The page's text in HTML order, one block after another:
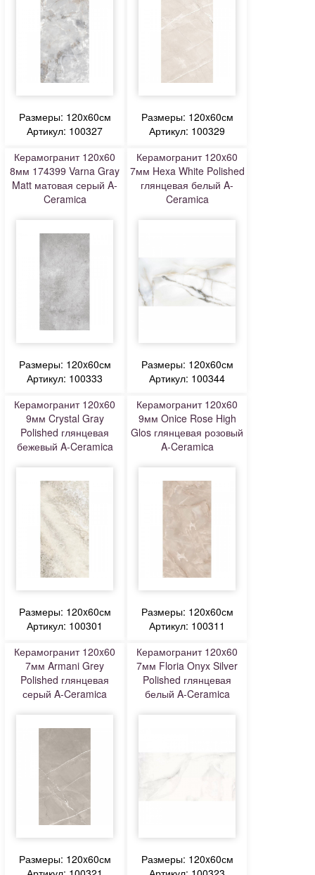
Размеры: 120x60см
Артикул: 100327
Размеры: 120x60см
Артикул: 100329
Керамогранит 120x60
8мм 174399 Varna Gray
Matt матовая серый A-
Ceramica
Размеры: 120x60см
Артикул: 100333
Керамогранит 120x60
7мм Hexa White Polished
глянцевая белый A-
Ceramica
Размеры: 120x60см
Артикул: 100344
Керамогранит 120x60
9мм Crystal Gray
Polished глянцевая
бежевый A-Ceramica
Размеры: 120x60см
Артикул: 100301
Керамогранит 120x60
9мм Onice Rose High
Glos глянцевая розовый
A-Ceramica
Размеры: 120x60см
Артикул: 100311
Керамогранит 120x60
7мм Armani Grey
Polished глянцевая
серый A-Ceramica
Размеры: 120x60см
Керамогранит 120x60
7мм Floria Onyx Silver
Polished глянцевая
белый A-Ceramica
Размеры: 120x60см